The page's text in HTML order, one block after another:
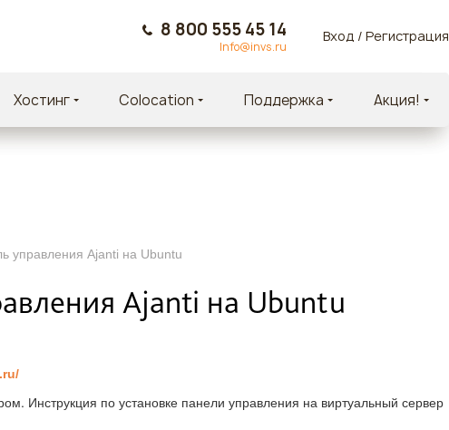
8 800 555 45 14
Info@invs.ru
Вход / Регистрация
Хостинг Colocation Поддержка Акция!
управления Ajanti на Ubuntu
Ajanti на Ubuntu
Инструкция по установке панели управления на виртуальный сервер